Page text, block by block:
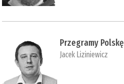
Przegramy Polskę
Jacek Liziniewicz